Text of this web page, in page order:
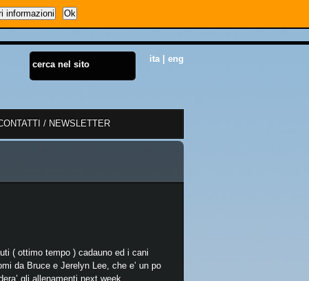
ita| eng
/ NEWSLETTER
( ottimo tempo ) cadauno ed i cani
da Bruce e Jerelyn Lee, che e’ un po
gli allenamenti next week.
informazioni Ok